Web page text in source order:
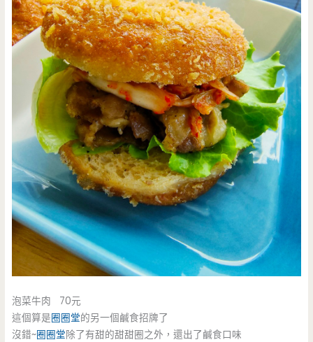
泡菜牛肉 70元
這個算是圈圈堂的另一個鹹食招牌了
沒錯~圈圈堂除了有甜的甜甜圈之外，還出了鹹食口味